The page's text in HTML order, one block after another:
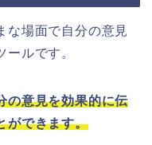
な場面で自分の意見
ルです。
の意見を効果的に伝
ができます。